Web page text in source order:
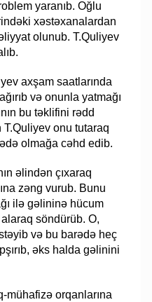
yaranıb. Oğlu
xəstəxanalardan
olunub. T.Quliyev
axşam saatlarında
və onunla yatmağı
bu təklifini rədd
T.Quliyev onu tutaraq
olmağa cəhd edib.
əlindən çıxaraq
zəng vurub. Bunu
ilə gəlininə hücum
söndürüb. O,
və bu barədə heç
əks halda gəlinini
mühafizə orqanlarına